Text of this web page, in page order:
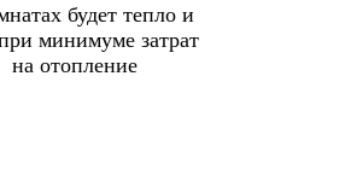
будет тепло и
минимуме затрат
на отопление